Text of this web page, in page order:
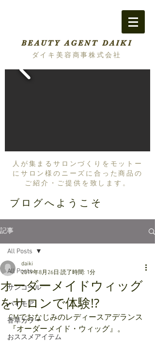
BEAUTY AGENT DAIKI
ダイキ美容商事株式会社
人が集まるサロンづくりをモットー
にサロン様のニーズに合った商品の
ご紹介・ご提供を致します。
ブログへようこそ
記事
All Posts
サンコール
パイモア
香草カラー
おススメアイテム
All Posts
オーダーメイドウィッグ
をサロンで体験!?
daiki
2019年8月26日 読了時間: 1分
CMでおなじみのレディースアデランス
『オーダーメイド・ウィッグ』。